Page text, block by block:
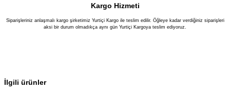
Kargo Hizmeti
Siparişleriniz anlaşmalı kargo şirketimiz Yurtiçi Kargo ile teslim edilir. Öğleye kadar verdiğiniz siparişleri
aksi bir durum olmadıkça aynı gün Yurtiçi Kargoya teslim ediyoruz.
İlgili ürünler